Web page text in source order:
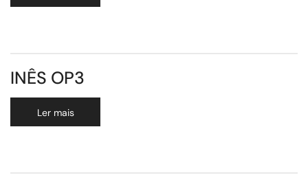
INÊS OP3
Ler mais